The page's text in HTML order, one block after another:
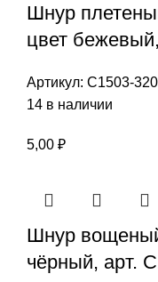
Шнур
цвет
Артикул: С1503-320
14 в наличии
5,00 ₽
Шнур
чёрный, арт.